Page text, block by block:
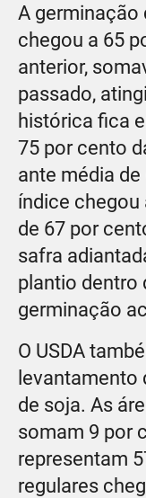
A germinação
chegou a 65
anterior,
passado,
histórica fica
75 por cento
ante média
índice chegou
de 67 por
safra
plantio dentro
germinação
O USDA
levantamento
de soja. As
somam 9 por
representam
regulares